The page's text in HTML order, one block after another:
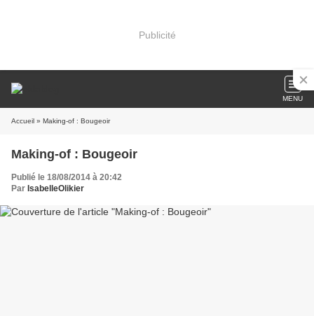
Publicité
MENU
Accueil » Making-of : Bougeoir
Making-of : Bougeoir
Publié le 18/08/2014 à 20:42
Par IsabelleOlikier